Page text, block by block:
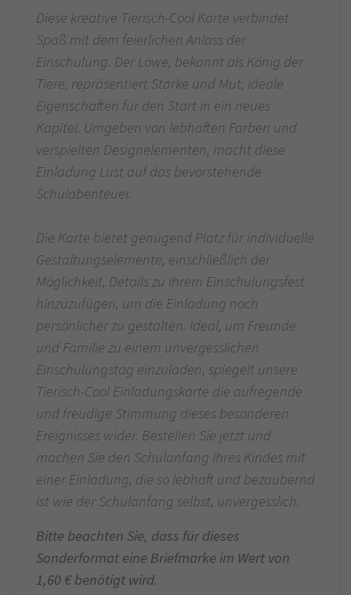
Diese kreative Tierisch-Cool Karte verbindet
Spaß mit dem feierlichen Anlass der
Einschulung. Der Löwe, bekannt als König der
Tiere, repräsentiert Stärke und Mut, ideale
Eigenschaften für den Start in ein neues
Kapitel. Umgeben von lebhaften Farben und
verspielten Designelementen, macht diese
Einladung Lust auf das bevorstehende
Schulabenteuer.
Die Karte bietet genügend Platz für individuelle
Gestaltungselemente, einschließlich der
Möglichkeit, Details zu Ihrem Einschulungsfest
hinzuzufügen, um die Einladung noch
persönlicher zu gestalten. Ideal, um Freunde
und Familie zu einem unvergesslichen
Einschulungstag einzuladen, spiegelt unsere
Tierisch-Cool Einladungskarte die aufregende
und freudige Stimmung dieses besonderen
Ereignisses wider. Bestellen Sie jetzt und
machen Sie den Schulanfang Ihres Kindes mit
einer Einladung, die so lebhaft und bezaubernd
ist wie der Schulanfang selbst, unvergesslich.
Bitte beachten Sie, dass für dieses
Sonderformat eine Briefmarke im Wert von
1,60 € benötigt wird.